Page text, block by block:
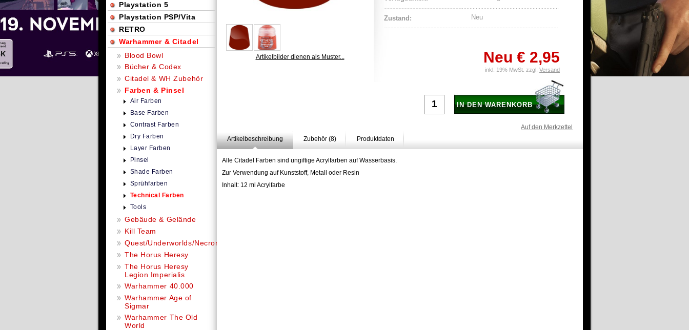
Artikelbilder dienen als Muster...
Zustand: Neu
Neu € 2,95
inkl. 19% MwSt. zzgl. Versand
IN DEN WARENKORB
Auf den Merkzettel
Artikelbeschreibung
Zubehör (8) Produktdaten
Alle Citadel Farben sind ungiftige Acrylfarben auf Wasserbasis.
Zur Verwendung auf Kunststoff, Metall oder Resin
Inhalt: 12 ml Acrylfarbe
Playstation 5
Playstation PSP/Vita
RETRO
Warhammer & Citadel
Blood Bowl
Bücher & Codex
Citadel & WH Zubehör
Farben & Pinsel
Air Farben
Base Farben
Contrast Farben
Dry Farben
Layer Farben
Pinsel
Shade Farben
Sprühfarben
Technical Farben
Tools
Gebäude & Gelände
Kill Team
Quest/Underworlds/Necromunda
The Horus Heresy
The Horus Heresy
Legion Imperialis
Warhammer 40.000
Warhammer Age of
Sigmar
Warhammer The Old
World